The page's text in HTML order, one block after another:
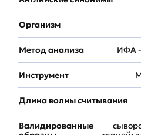
Организм
Метод анализа ИФА -
Инструмент
Длина волны считывания
Валидированные